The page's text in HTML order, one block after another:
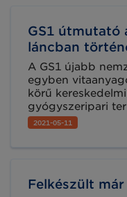
GS1 útmutató
láncban
A GS1 újabb
egyben
körű
gyógyszeripari
azonosítási
céljából. Az
2021-05-11
Felkészült